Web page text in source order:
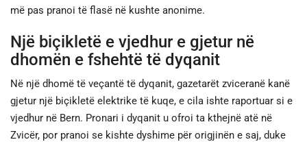
më pas pranoi të flasë në kushte anonime.
Një biçikletë e vjedhur e gjetur në
dhomën e fshehtë të dyqanit
Në një dhomë të veçantë të dyqanit, gazetarët zviceranë kanë
gjetur një biçikletë elektrike të kuqe, e cila ishte raportuar si e
vjedhur në Bern. Pronari i dyqanit u ofroi ta kthejnë atë në
Zvicër, por pranoi se kishte dyshime për origjinën e saj, duke